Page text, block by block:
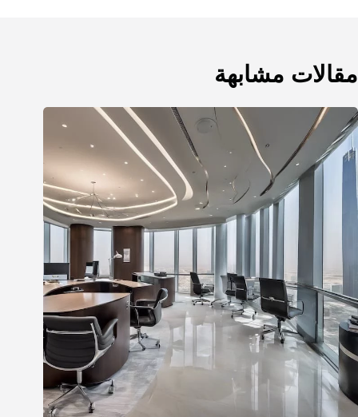
مقالات مشابهة